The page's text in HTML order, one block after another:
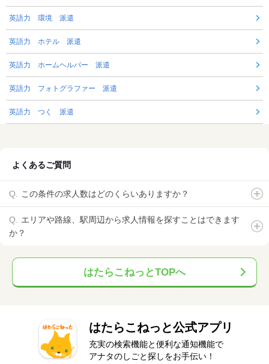
英語力 環境 派遣
英語力 ホテル 派遣
英語力 ホームヘルパー 派遣
英語力 フォトグラファー 派遣
英語力 つく 派遣
よくあるご質問
この条件の求人数はどのくらいありますか？
エリアや路線、駅周辺から求人情報を探すことはできます
か？
はたらこねっとTOPへ
はたらこねっと公式アプリ
充実の検索機能と便利な通知機能で
アナタのしごと探しをお手伝い！